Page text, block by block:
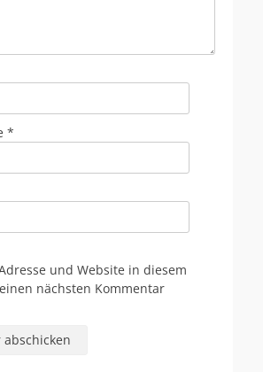
*
und Website in diesem
nächsten Kommentar